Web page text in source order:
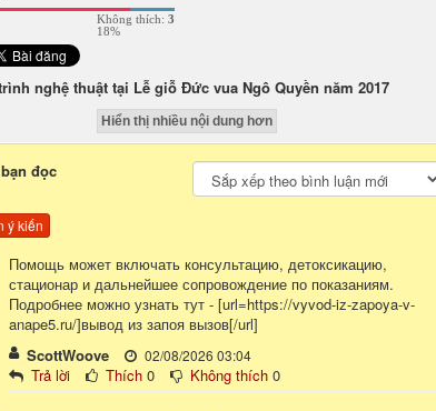
Không thích: 3
18%
nghệ thuật tại Lễ giỗ Đức vua Ngô Quyền năm 2017
Hiển thị nhiều nội dung hơn
đọc
ý kiến
Помощь может включать консультацию, детоксикацию,
стационар и дальнейшее сопровождение по показаниям.
Подробнее можно узнать тут - [url=https://vyvod-iz-zapoya-v-
anape5.ru/]вывод из запоя вызов[/url]
ScottWoove
02/08/2026 03:04
Trả lời Thích 0 Không thích 0